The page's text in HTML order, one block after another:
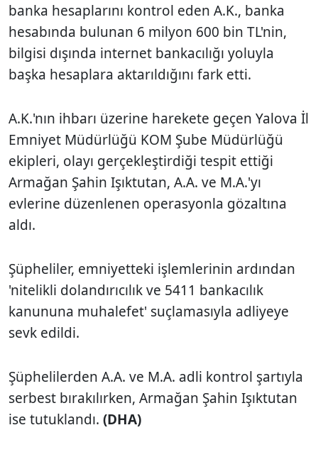
banka hesaplarını kontrol eden A.K., banka
hesabında bulunan 6 milyon 600 bin TL'nin,
bilgisi dışında internet bankacılığı yoluyla
başka hesaplara aktarıldığını fark etti.
A.K.'nın ihbarı üzerine harekete geçen Yalova İl
Emniyet Müdürlüğü KOM Şube Müdürlüğü
ekipleri, olayı gerçekleştirdiği tespit ettiği
Armağan Şahin Işıktutan, A.A. ve M.A.'yı
evlerine düzenlenen operasyonla gözaltına
aldı.
Şüpheliler, emniyetteki işlemlerinin ardından
'nitelikli dolandırıcılık ve 5411 bankacılık
kanununa muhalefet' suçlamasıyla adliyeye
sevk edildi.
Şüphelilerden A.A. ve M.A. adli kontrol şartıyla
serbest bırakılırken, Armağan Şahin Işıktutan
ise tutuklandı. (DHA)